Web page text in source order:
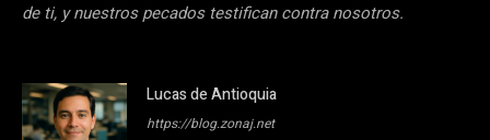
de ti, y nuestros pecados testifican contra nosotros.
Lucas de Antioquia
https://blog.zonaj.net